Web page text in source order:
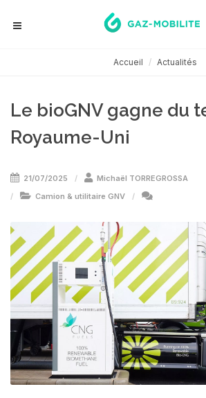
Accueil Actualités
Le bioGNV gagne du
Royaume-Uni
21/07/2025
Michaël TORREGROSSA
Camion & utilitaire GNV